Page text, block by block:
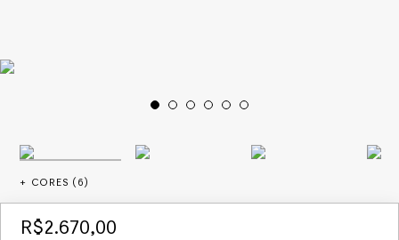
+ CORES ( 6)
R$2.670,00